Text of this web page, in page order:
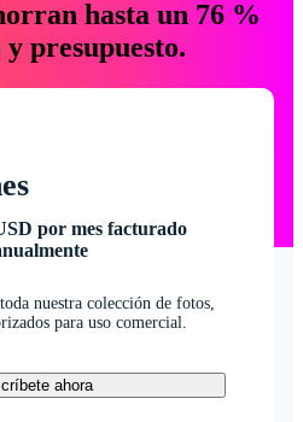
hasta un 76 %
presupuesto.
por mes facturado
nuestra colección de fotos,
para uso comercial.
ahora